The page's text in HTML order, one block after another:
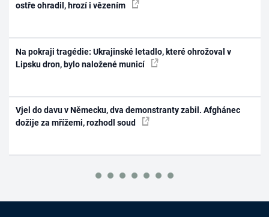
ostře ohradil, hrozí i vězením
Na pokraji tragédie: Ukrajinské letadlo, které ohrožoval v
Lipsku dron, bylo naložené municí
Vjel do davu v Německu, dva demonstranty zabil. Afghánec
dožije za mřížemi, rozhodl soud